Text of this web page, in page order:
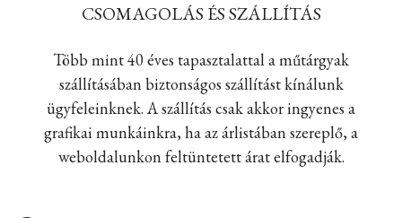
CSOMAGOLÁS ÉS SZÁLLÍTÁS
Több mint 40 éves tapasztalattal a műtárgyak
szállításában biztonságos szállítást kínálunk
ügyfeleinknek. A szállítás csak akkor ingyenes a
grafikai munkáinkra, ha az árlistában szereplő, a
weboldalunkon feltüntetett árat elfogadják.